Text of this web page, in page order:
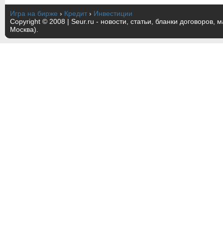
Игра на бирже › Кредит › Инвестиции
Copyright © 2008 | Seur.ru - новости, статьи, бланки договоров,
Москва).